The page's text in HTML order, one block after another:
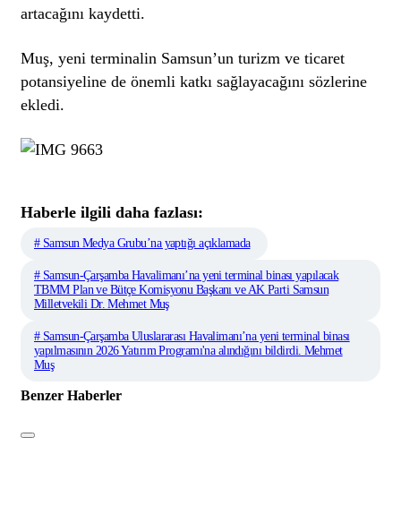
artacağını kaydetti.
Muş, yeni terminalin Samsun’un turizm ve ticaret
potansiyeline de önemli katkı sağlayacağını sözlerine
ekledi.
Haberle ilgili daha fazlası:
# Samsun Medya Grubu’na yaptığı açıklamada
# Samsun-Çarşamba Havalimanı’na yeni terminal binası yapılacak
TBMM Plan ve Bütçe Komisyonu Başkanı ve AK Parti Samsun
Milletvekili Dr. Mehmet Muş
# Samsun-Çarşamba Uluslararası Havalimanı’na yeni terminal binası
yapılmasının 2026 Yatırım Programı'na alındığını bildirdi. Mehmet
Muş
Benzer Haberler